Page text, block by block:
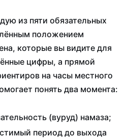
из пяти обязательных
положением
которые вы видите для
цифры, а прямой
на часы местного
понять два момента:
(вуруд) намаза;
период до выхода